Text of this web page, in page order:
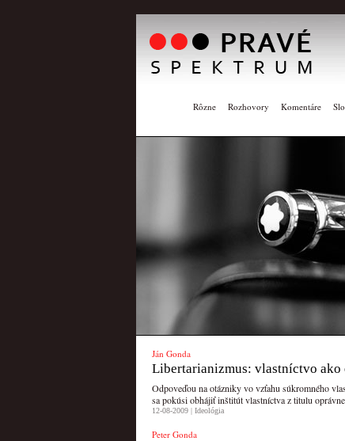
Rôzne Rozhovory Komentáre
Ján Gonda
Libertarianizmus: vlastníctvo ako
Odpoveďou na otázniky vo vzťahu súkromného
sa pokúsi obhájiť inštitút vlastníctva z titulu
12-08-2009 | Ideológia
Peter Gonda